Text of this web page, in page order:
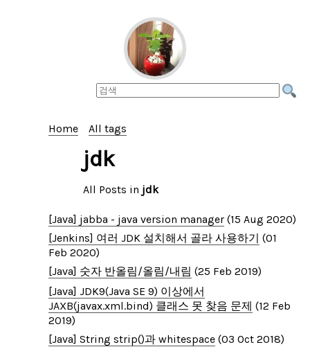
Home All tags
jdk
All Posts in jdk
[Java] jabba - java version manager (15 Aug 2020)
[Jenkins] 여러 JDK 설치해서 골라 사용하기 (01
Feb 2020)
[Java] 숫자 반올림/올림/내림 (25 Feb 2019)
[Java] JDK9(Java SE 9) 이상에서
JAXB(javax.xml.bind) 클래스 못 찾음 문제 (12 Feb
2019)
[Java] String strip()과 whitespace (03 Oct 2018)